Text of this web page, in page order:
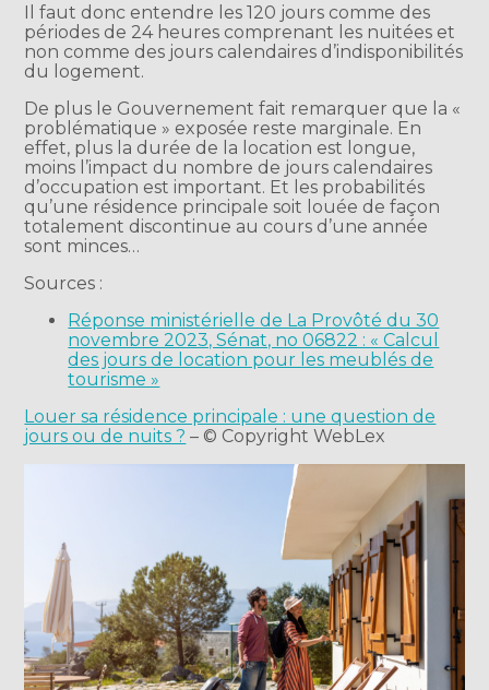
Il faut donc entendre les 120 jours comme des
périodes de 24 heures comprenant les nuitées et
non comme des jours calendaires d’indisponibilités
du logement.
De plus le Gouvernement fait remarquer que la «
problématique » exposée reste marginale. En
effet, plus la durée de la location est longue,
moins l’impact du nombre de jours calendaires
d’occupation est important. Et les probabilités
qu’une résidence principale soit louée de façon
totalement discontinue au cours d’une année
sont minces…
Sources :
Réponse ministérielle de La Provôté du 30
novembre 2023, Sénat, no 06822 : « Calcul
des jours de location pour les meublés de
tourisme »
Louer sa résidence principale : une question de
jours ou de nuits ? – © Copyright WebLex